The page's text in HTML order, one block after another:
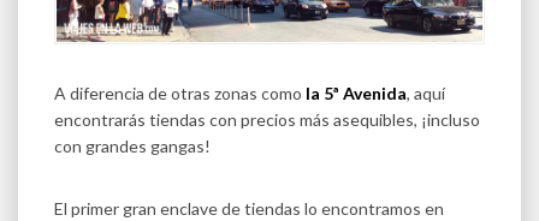
A diferencia de otras zonas como la 5ª Avenida, aquí
encontrarás tiendas con precios más asequibles, ¡incluso
con grandes gangas!
El primer gran enclave de tiendas lo encontramos en